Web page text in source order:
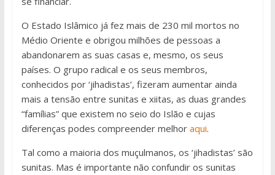
O Estado Islâmico já fez mais de 230 mil mortos no
Médio Oriente e obrigou milhões de pessoas a
abandonarem as suas casas e, mesmo, os seus
países. O grupo radical e os seus membros,
conhecidos por ‘jihadistas’, fizeram aumentar ainda
mais a tensão entre sunitas e xiitas, as duas grandes
“famílias” que existem no seio do Islão e cujas
diferenças podes compreender melhoraqui.
Tal como a maioria dos muçulmanos, os ‘jihadistas’ são
sunitas. Mas é importante não confundir os sunitas